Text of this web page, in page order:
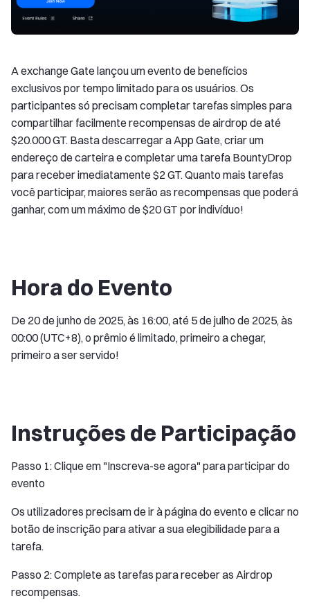
A exchange Gate lançou um evento de benefícios
exclusivos por tempo limitado para os usuários. Os
participantes só precisam completar tarefas simples para
compartilhar facilmente recompensas de airdrop de até
$20.000 GT. Basta descarregar a App Gate, criar um
endereço de carteira e completar uma tarefa BountyDrop
para receber imediatamente $2 GT. Quanto mais tarefas
você participar, maiores serão as recompensas que poderá
ganhar, com um máximo de $20 GT por indivíduo!
Hora do Evento
De 20 de junho de 2025, às 16:00, até 5 de julho de 2025, às
00:00 (UTC+8), o prêmio é limitado, primeiro a chegar,
primeiro a ser servido!
Instruções de Participação
Passo 1: Clique em "Inscreva-se agora" para participar do
evento
Os utilizadores precisam de ir à página do evento e clicar no
botão de inscrição para ativar a sua elegibilidade para a
tarefa.
Passo 2: Complete as tarefas para receber as Airdrop
recompensas.